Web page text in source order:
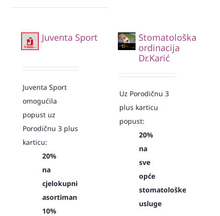
Juventa Sport
Juventa Sport
omogućila
popust uz
Porodičnu 3 plus
karticu:
20%
na
cjelokupni
asortiman
10%
Stomatološka
ordinacija
Dr.Karić
Uz Porodičnu 3
plus karticu
popust:
20%
na
sve
opće
stomatološke
usluge